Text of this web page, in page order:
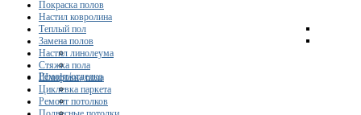
Ремонт/отделка
Покраска полов
Настил ковролина
Теплый пол
Замена полов
Настил линолеума
Стяжка пола
Шлифовка пола
Циклевка паркета
Ремонт потолков